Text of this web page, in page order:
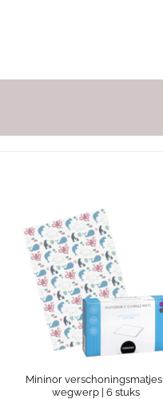
Mininor verschoningsmatjes |
wegwerp | 6 stuks